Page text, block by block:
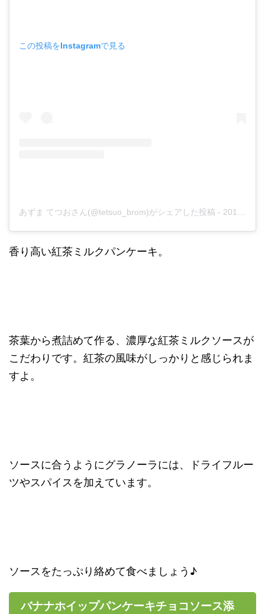
この投稿をInstagramで見る
あずま てつおさん(@tetsuo_brom)がシェアした投稿 - 2017年11月月12日午前8時10分PST
香り高い紅茶ミルクパンケーキ。
茶葉から煮詰めて作る、濃厚な紅茶ミルクソースが
こだわりです。紅茶の風味がしっかりと感じられま
すよ。
ソースに合うようにグラノーラには、ドライフルー
ツやスパイスを加えています。
ソースをたっぷり絡めて食べましょう♪
バナナホイップパンケーキチョコソース添